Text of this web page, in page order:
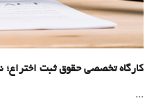
کارگاه تخصصی حقوق ثبت اختراع؛ نکته
...